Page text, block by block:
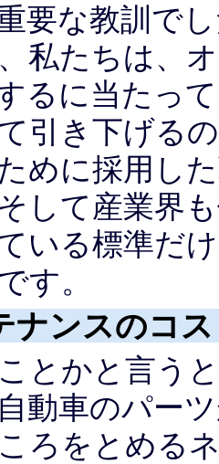
要な教訓で
私たちは、
るに当たっ
引き下げる
めに採用し
して産業界
いる標準だ
す。
ナンスのコ
とかと言う
動車のパー
ろをとめる